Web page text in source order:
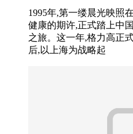
1995年,第一缕晨光映照
健康的期许,正式踏上中
之旅。这一年,格力高正
后,以上海为战略起